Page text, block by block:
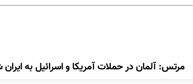
مرتس: آلمان در حملات آمریکا و اسرائیل به